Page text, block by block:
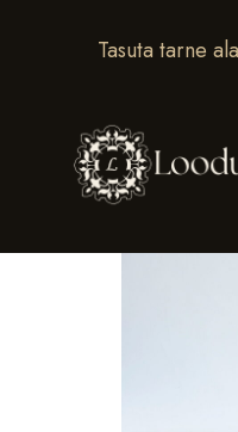
Tasuta tarne